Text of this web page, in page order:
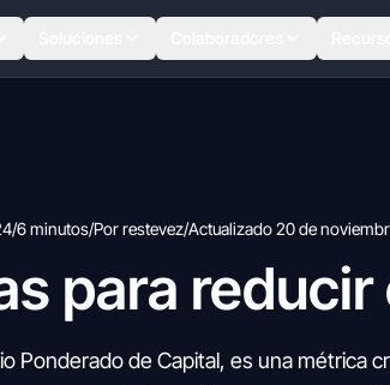
/6 minutos/Por restevez/Actualizado 20 de
para reducir
Ponderado de Capital, es una métrica